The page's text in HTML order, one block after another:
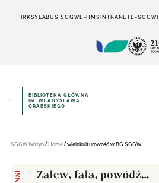
IRKSYLABUS SGGWE-HMSINTRANETE-SGGW
Główna
w
BIBLIOTEKA GŁÓWNA
IM. WŁADYSŁAWA
GRABSKIEGO
SGGW Witryn/Home/wielokulturowość w BG SGGW